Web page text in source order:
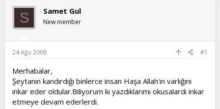
b
u
y
u
b
a
l
t
a
n
a
n
ı
i
h
i
S Samet Gul
New member
24 Ağu 2006 #1
Merhabalar,
Şeytanın kandırdığı binlerce insan Haşa Allah'ın varlığını
inkar eder oldular.Biliyorum ki yazdıklarımı okusalardı inkar
etmeye devam ederlerdi.